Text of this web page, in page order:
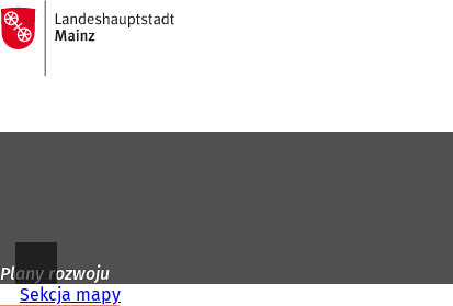
Przejdź do treści
Do
strony
głównej
Plany rozwoju
Sekcja mapy